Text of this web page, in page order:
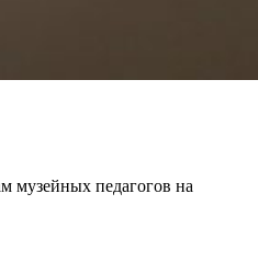
музейных педагогов на